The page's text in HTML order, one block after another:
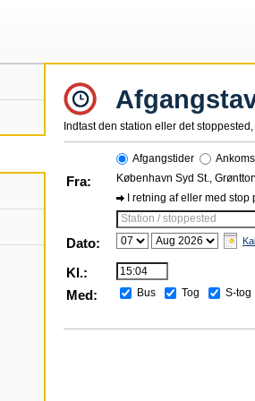
Indtast den station eller det
Afgangstider
Fra:
København Syd St.,
I retning af eller med stop
Station / stoppested
Dato:
Kl.:
Med:
Bus Tog S-tog